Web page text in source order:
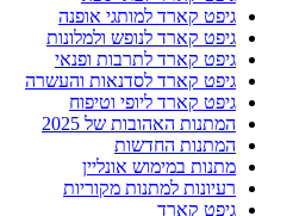
גיפט קארד למותגי אופנה
גיפט קארד לנופש ולמלונות
גיפט קארד לתרבות ופנאי
גיפט קארד לסדנאות והעשרה
גיפט קארד ליופי וטיפוח
המתנות האהובות של 2025
המתנות החדשות
מתנות במימוש אונליין
רעיונות למתנות מקוריות
גיפט קארד